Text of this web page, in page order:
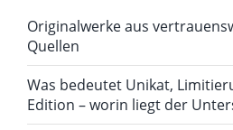
Originalwerke aus
Quellen
Was bedeutet Unikat,
Edition – worin liegt der